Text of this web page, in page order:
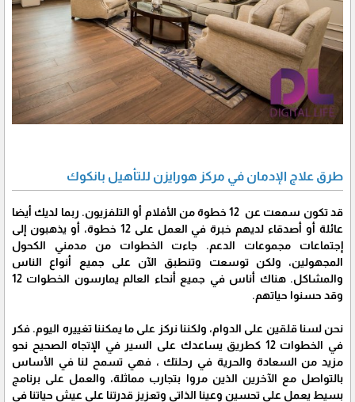
طرق علاج الإدمان في مركز هورايزن للتأهيل بانكوك
قد تكون سمعت عن 12 خطوة من الأفلام أو التلفزيون. ربما لديك أيضا
عائلة أو أصدقاء لديهم خبرة في العمل على 12 خطوة، أو يذهبون إلى
إجتماعات مجموعات الدعم. جاءت الخطوات من مدمني الكحول
المجهولين، ولكن توسعت وتنطبق الآن على جميع أنواع الناس
والمشاكل. هناك أناس في جميع أنحاء العالم يمارسون الخطوات 12
وقد حسنوا حياتهم.
نحن لسنا قلقين على الدوام، ولكننا نركز على ما يمكننا تغييره اليوم. فكر
في الخطوات 12 كطريق يساعدك على السير في الإتجاه الصحيح نحو
مزيد من السعادة والحرية في رحلتك ، فهي تسمح لنا في الأساس
بالتواصل مع الآخرين الذين مروا بتجارب مماثلة، والعمل على برنامج
بسيط يعمل على تحسين وعينا الذاتي وتعزيز قدرتنا على عيش حياتنا في